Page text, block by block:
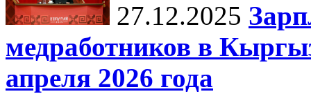
27.12.2025
медработников в
апреля 2026 года